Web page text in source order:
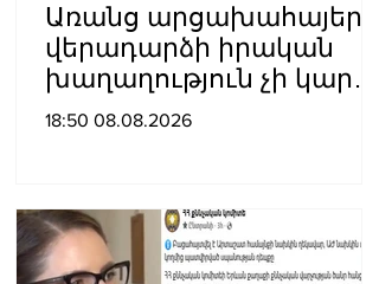
Առանց արցախահայերի
վերադարձի իրական
խաղաղություն չի կարող
լինել․ Սաղաթելյան
18:50 08.08.2026